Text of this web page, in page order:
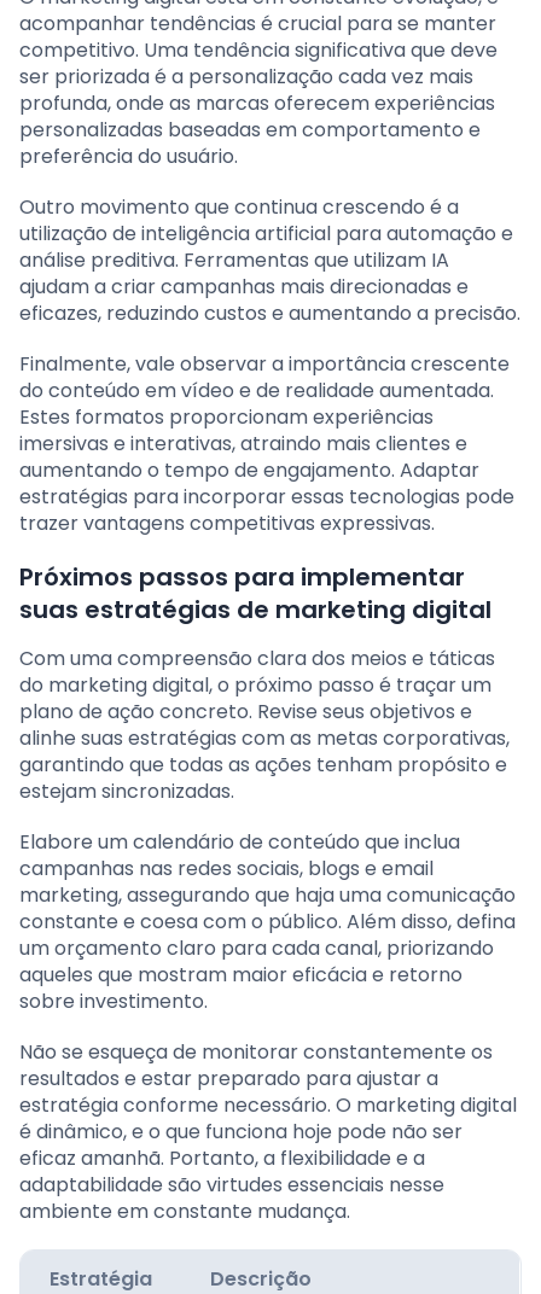
acompanhar tendências é crucial para se manter
competitivo. Uma tendência significativa que deve
ser priorizada é a personalização cada vez mais
profunda, onde as marcas oferecem experiências
personalizadas baseadas em comportamento e
preferência do usuário.
Outro movimento que continua crescendo é a
utilização de inteligência artificial para automação e
análise preditiva. Ferramentas que utilizam IA
ajudam a criar campanhas mais direcionadas e
eficazes, reduzindo custos e aumentando a precisão.
Finalmente, vale observar a importância crescente
do conteúdo em vídeo e de realidade aumentada.
Estes formatos proporcionam experiências
imersivas e interativas, atraindo mais clientes e
aumentando o tempo de engajamento. Adaptar
estratégias para incorporar essas tecnologias pode
trazer vantagens competitivas expressivas.
Próximos passos para implementar
suas estratégias de marketing digital
Com uma compreensão clara dos meios e táticas
do marketing digital, o próximo passo é traçar um
plano de ação concreto. Revise seus objetivos e
alinhe suas estratégias com as metas corporativas,
garantindo que todas as ações tenham propósito e
estejam sincronizadas.
Elabore um calendário de conteúdo que inclua
campanhas nas redes sociais, blogs e email
marketing, assegurando que haja uma comunicação
constante e coesa com o público. Além disso, defina
um orçamento claro para cada canal, priorizando
aqueles que mostram maior eficácia e retorno
sobre investimento.
Não se esqueça de monitorar constantemente os
resultados e estar preparado para ajustar a
estratégia conforme necessário. O marketing digital
é dinâmico, e o que funciona hoje pode não ser
eficaz amanhã. Portanto, a flexibilidade e a
adaptabilidade são virtudes essenciais nesse
ambiente em constante mudança.
Estratégia
Descrição